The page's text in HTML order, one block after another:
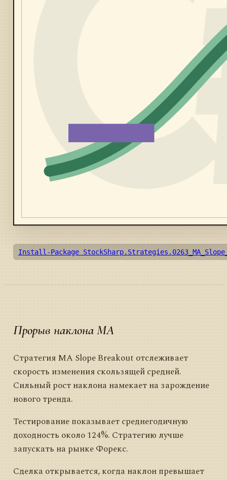
Install-Package
Прорыв наклона MA
Стратегия MA Slope Breakout отслеживает
скорость изменения скользящей средней.
Сильный рост наклона намекает на зарождение
нового тренда.
Тестирование показывает среднегодичную
доходность около 124%. Стратегию лучше
запускать на рынке Форекс.
Сделка открывается, когда наклон превышает